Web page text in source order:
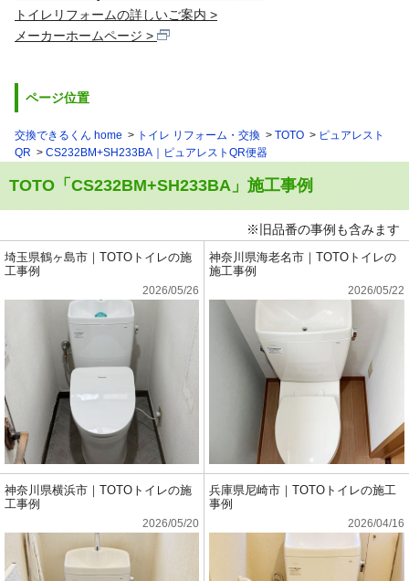
トイレリフォームの詳しいご案内
メーカーホームページ
ページ位置
交換できるくん home トイレ リフォーム・交換 TOTO
ピュアレスト
QR
CS232BM+SH233BA｜ピュアレストQR便器
TOTO「CS232BM+SH233BA」施工事例
※旧品番の事例も含みます
埼玉県鶴ヶ島市｜TOTOトイレの施
工事例
2026/05/26
神奈川県海老名市｜TOTOトイレの
施工事例
2026/05/22
神奈川県横浜市｜TOTOトイレの施
工事例
2026/05/20
兵庫県尼崎市｜TOTOトイレの施工
事例
2026/04/16